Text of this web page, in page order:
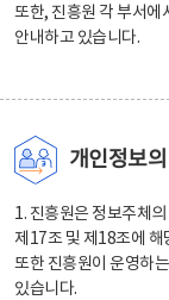
또한, 진흥원 각 부서에
안내하고 있습니다.
개인정보
1. 진흥원은 정보주체
제17조 및 제18조에 해
또한 진흥원이 운영하
있습니다.